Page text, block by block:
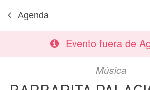
Agenda
Evento fuera de
Música